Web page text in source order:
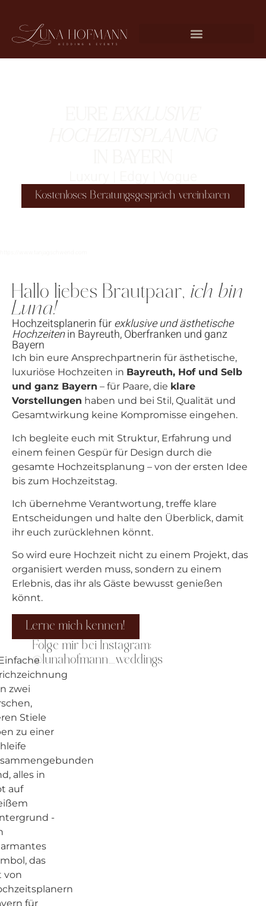
Kostenloses Beratungsgespräch vereinbaren
Hallo liebes Brautpaar, ich bin
Luna!
Hochzeitsplanerin fürexklusive und ästhetische
Hochzeitenin Bayreuth, Oberfranken und ganz
Bayern
Ich bin eure Ansprechpartnerin für ästhetische,
luxuriöse Hochzeiten in Bayreuth, Hof und Selb
und ganz Bayern – für Paare, die klare
Vorstellungen haben und bei Stil, Qualität und
Gesamtwirkung keine Kompromisse eingehen.
Ich begleite euch mit Struktur, Erfahrung und
einem feinen Gespür für Design durch die
gesamte Hochzeitsplanung – von der ersten Idee
bis zum Hochzeitstag.
Ich übernehme Verantwortung, treffe klare
Entscheidungen und halte den Überblick, damit
ihr euch zurücklehnen könnt.
So wird eure Hochzeit nicht zu einem Projekt, das
organisiert werden muss, sondern zu einem
Erlebnis, das ihr als Gäste bewusst genießen
könnt.
Lerne mich kennen!
Folge mir bei Instagram:
@lunahofmann_weddings